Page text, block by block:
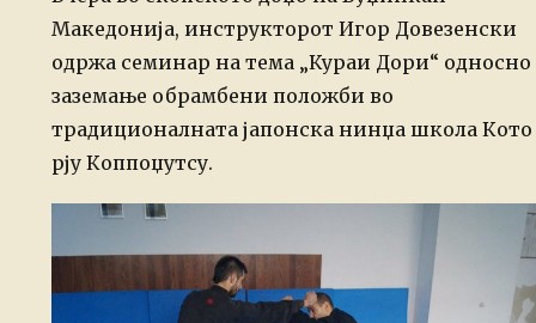
Македонија, инструкторот Игор Довезенски
одржа семинар на тема „Кураи Дори“ односно
заземање обрамбени положби во
традиционалната јапонска нинџа школа Кото
рју Коппоџутсу.